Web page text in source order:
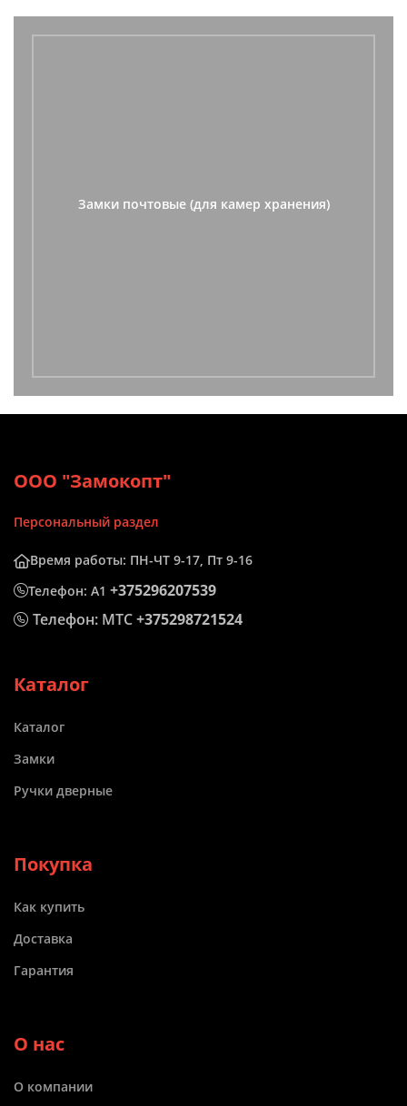
Замки почтовые (для камер хранения)
ООО "Замокопт"
Персональный раздел
Время работы: ПН-ЧТ 9-17, Пт 9-16
Телефон: А1 +375296207539
Телефон: МТС+375298721524
Каталог
Каталог
Замки
Ручки дверные
Покупка
Как купить
Доставка
Гарантия
О нас
О компании